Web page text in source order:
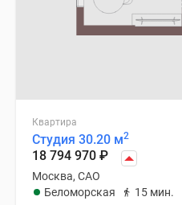
Квартира
Студия 30.20 м2
18 794 970 ₽
Москва, САО
Беломорская
15 мин.